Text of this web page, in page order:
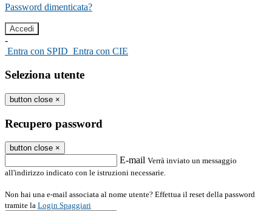
Password dimenticata?
-
Entra con SPID Entra con CIE
Seleziona utente
button close ×
Recupero password
button close ×
E-mail Verrà inviato un messaggio
all'indirizzo indicato con le istruzioni necessarie.
Non hai una e-mail associata al nome utente? Effettua il reset della password
tramite la Login Spaggiari